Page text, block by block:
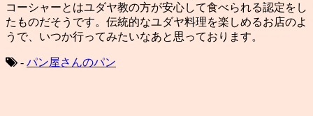
コーシャーとはユダヤ教の方が安心して食べられる認定をし
たものだそうです。伝統的なユダヤ料理を楽しめるお店のよ
うで、いつか行ってみたいなあと思っております。
- パン屋さんのパン